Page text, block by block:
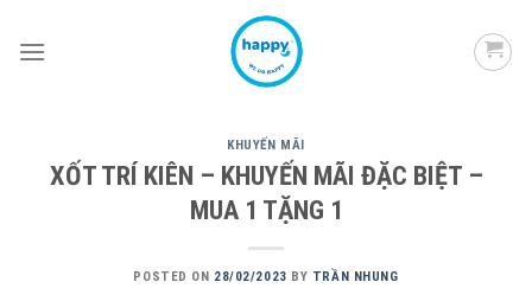
KHUYẾN MÃI
XỐT TRÍ KIÊN – KHUYẾN MÃI ĐẶC BIỆT –
MUA 1 TẶNG 1
POSTED ON 28/02/2023 BY TRẦN NHUNG